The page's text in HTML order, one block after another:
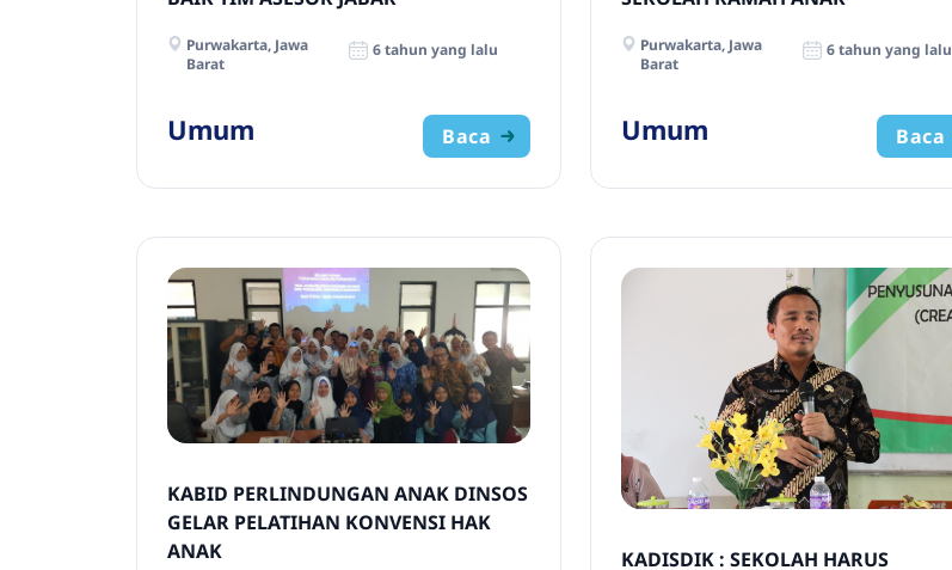
Purwakarta, Jawa
Barat
6 tahun yang lalu
Umum Baca
Purwakarta, Jawa
Barat
6 tahun yang lalu
Umum Baca
KABID PERLINDUNGAN ANAK DINSOS
GELAR PELATIHAN KONVENSI HAK
ANAK
KADISDIK : SEKOLAH HARUS